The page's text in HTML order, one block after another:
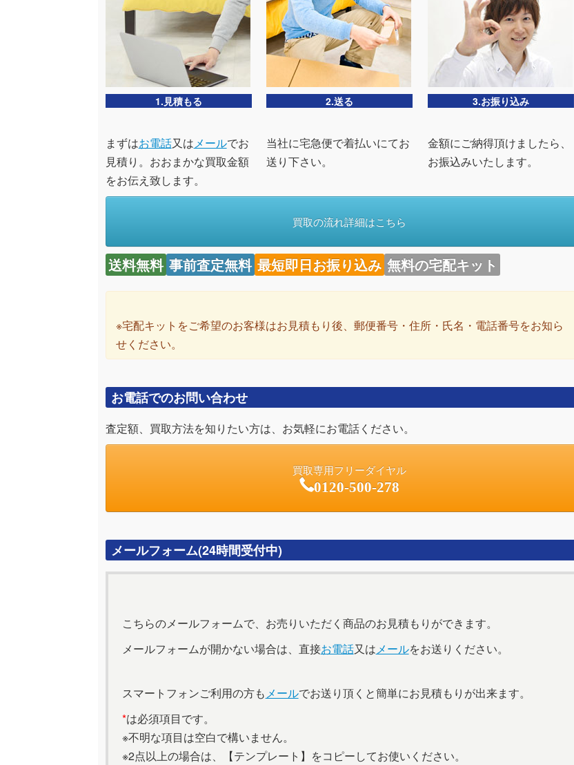
1.見積もる
まずはお電話又はメールでお
見積り。おおまかな買取金額
をお伝え致します。
2.送る
当社に宅急便で着払いにてお
送り下さい。
3.お振り込み
金額にご納得頂けましたら、
お振込みいたします。
買取の流れ詳細はこちら
送料無料 事前査定無料 最短即日お振り込み 無料の宅配キット
※宅配キットをご希望のお客様はお見積もり後、郵便番号・住所・氏名・電話番号をお知ら
せください。
お電話でのお問い合わせ
査定額、買取方法を知りたい方は、お気軽にお電話ください。
買取専用フリーダイヤル
0120-500-278
メールフォーム(24時間受付中)
こちらのメールフォームで、お売りいただく商品のお見積もりができます。
メールフォームが開かない場合は、直接お電話又はメールをお送りください。
スマートフォンご利用の方もメールでお送り頂くと簡単にお見積もりが出来ます。
*は必須項目です。
※不明な項目は空白で構いません。
※2点以上の場合は、【テンプレート】をコピーしてお使いください。